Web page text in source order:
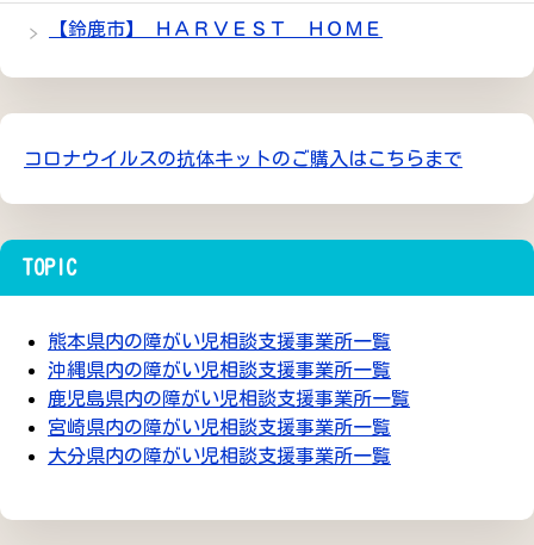
【鈴鹿市】 ＨＡＲＶＥＳＴ ＨＯＭＥ
コロナウイルスの抗体キットのご購入はこちらまで
TOPIC
熊本県内の障がい児相談支援事業所一覧
沖縄県内の障がい児相談支援事業所一覧
鹿児島県内の障がい児相談支援事業所一覧
宮崎県内の障がい児相談支援事業所一覧
大分県内の障がい児相談支援事業所一覧